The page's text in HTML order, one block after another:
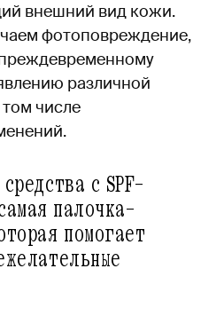
внешний вид кожи.
фотоповреждение,
различной
числе
с SPF-
палочка-
помогает